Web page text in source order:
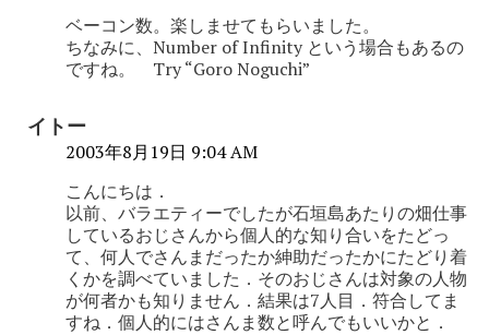
ベーコン数。楽しませてもらいました。
ちなみに、Number of Infinity という場合もあるの
ですね。 Try “Goro Noguchi”
イトー
2003年8月19日 9:04 AM
こんにちは．
以前、バラエティーでしたが石垣島あたりの畑仕事
しているおじさんから個人的な知り合いをたどっ
て、何人でさんまだったか紳助だったかにたどり着
くかを調べていました．そのおじさんは対象の人物
が何者かも知りません．結果は7人目．符合してま
すね．個人的にはさんま数と呼んでもいいかと．